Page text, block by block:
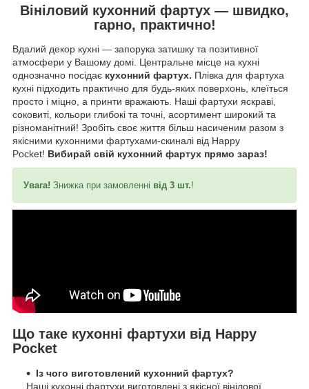
Вініловий кухонний фартух — швидко,
гарно, практично!
Вдалий декор кухні — запорука затишку та позитивної
атмосфери у Вашому домі. Центральне місце на кухні
однозначно посідає кухонний фартух. Плівка для фартуха
кухні підходить практично для будь-яких поверхонь, клеїться
просто і міцно, а принти вражають. Наші фартухи яскраві,
соковиті, кольори глибокі та точні, асортимент широкий та
різноманітний! Зробіть своє життя більш насиченим разом з
якісними кухонними фартухами-скиналі від Happy
Pocket! Вибирай свій кухонний фартух прямо зараз!
Увага! Знижка при замовленні від 3 шт.!
Що таке кухонні фартухи від Happy
Pocket
Із чого виготовлений кухонний фартух?
Наші кухонні фартухи виготовлені з якісної вінілової